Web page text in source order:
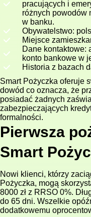
pracujących i
różnych powodów
w banku.
Obywatelstwo:
Miejsce
Dane kontaktowe:
konto bankowe w
Historia z bazach
Smart Pożyczka oferuje
dowód co oznacza, że
posiadać żadnych
zabezpieczających
formalności.
Pierwsza
Smart
Nowi klienci, którzy
Pożyczka, mogą
8000 zł z RRSO 0%.
do 65 dni. Wszelkie
dodatkowemu